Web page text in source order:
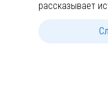
рассказывает